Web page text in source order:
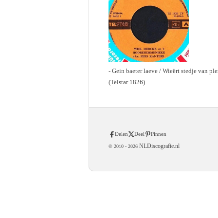
- Gein baeter laeve / Wieërt stedje van
(Telstar 1826)
Delen Deel Pinnen
© 2010 - 2026 NLDiscografie.nl